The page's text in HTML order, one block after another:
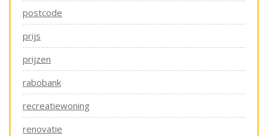
postcode
prijs
prijzen
rabobank
recreatiewoning
renovatie